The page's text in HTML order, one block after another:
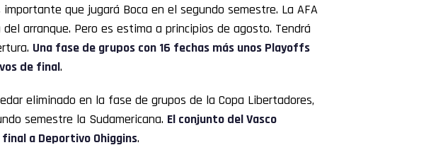
que jugará Boca en el segundo semestre. La AFA
arranque. Pero es estima a principios de agosto. Tendrá
Una fase de grupos con 16 fechas más unos Playoffs
de final.
eliminado en la fase de grupos de la Copa Libertadores,
semestre la Sudamericana. El conjunto del Vasco
a Deportivo Ohiggins.